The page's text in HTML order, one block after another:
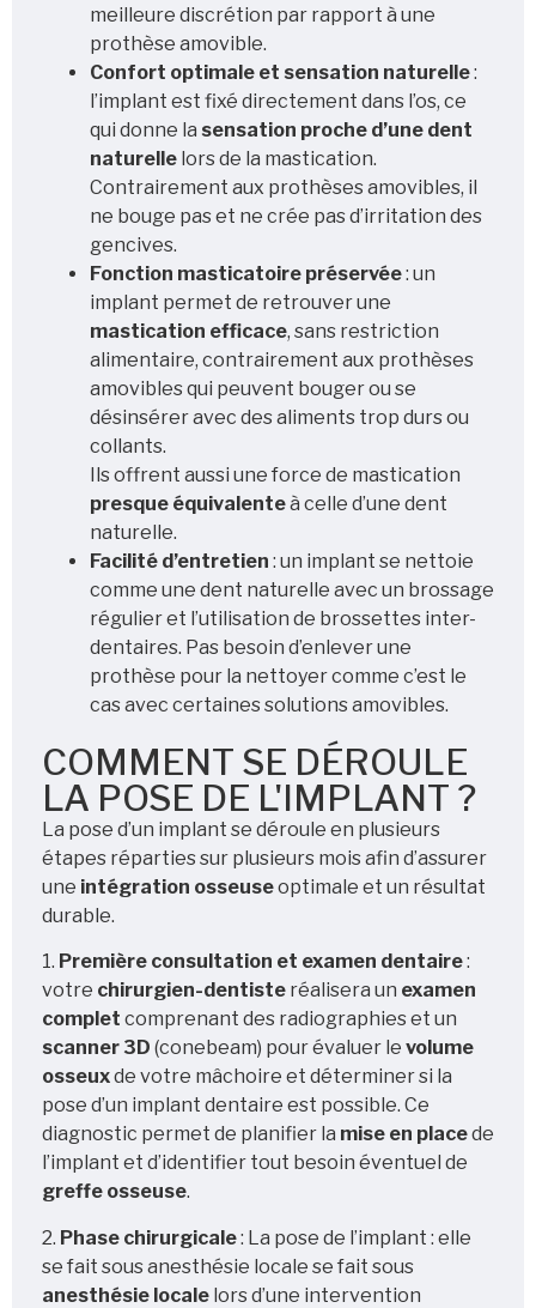
meilleure discrétion par rapport à une
prothèse amovible.
Confort optimale et sensation naturelle:
l’implant est fixé directement dans l’os, ce
qui donne la sensation proche d’une dent
naturelle lors de la mastication.
Contrairement aux prothèses amovibles, il
ne bouge pas et ne crée pas d’irritation des
gencives.
Fonction masticatoire préservée: un
implant permet de retrouver une
mastication efficace, sans restriction
alimentaire, contrairement aux prothèses
amovibles qui peuvent bouger ou se
désinsérer avec des aliments trop durs ou
collants.
Ils offrent aussi une force de mastication
presque équivalenteà celle d’une dent
naturelle.
Facilité d’entretien : un implant se nettoie
comme une dent naturelle avec un brossage
régulier et l’utilisation de brossettes inter-
dentaires. Pas besoin d’enlever une
prothèse pour la nettoyer comme c’est le
cas avec certaines solutions amovibles.
COMMENT SE DÉROULE
LA POSE DE L'IMPLANT ?
La pose d’un implant se déroule en plusieurs
étapes réparties sur plusieurs mois afin d’assurer
une intégration osseuseoptimale et un résultat
durable.
1. Première consultation et examen dentaire:
votre chirurgien-dentiste réalisera un examen
complet comprenant des radiographies et un
scanner 3D (conebeam) pour évaluer le volume
osseuxde votre mâchoire et déterminer si la
pose d’un implant dentaire est possible. Ce
diagnostic permet de planifier la mise en placede
l’implant et d’identifier tout besoin éventuel de
greffe osseuse.
2. Phase chirurgicale: La pose de l’implant : elle
se fait sous anesthésie locale se fait sous
anesthésie locale lors d’une intervention